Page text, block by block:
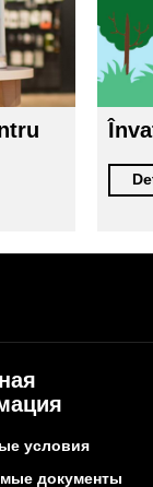
условия
документы